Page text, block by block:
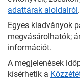
adattárak aloldalról.
Egyes kiadványok
megvásárolhatók;
információt.
A megjelenések
kísérhetik a